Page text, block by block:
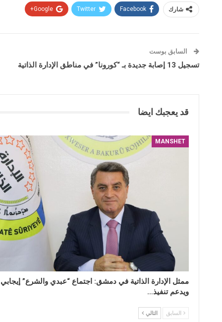
شارك Facebook
Twitter
Google+
السابق بوست
تسجيل 13 إصابة جديدة بـ “كورونا” في مناطق الإدارة الذاتية
قد يعجبك ايضا
MANSHET
ممثل الإدارة الذاتية في دمشق: اجتماع “عبدي والشرع” إيجابي
ويدعم تنفيذ…
السابق التالي